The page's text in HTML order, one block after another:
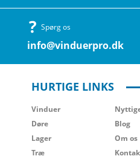
Spørg os
info@vinduerpro.dk
HURTIGE LINKS
Vinduer
Døre
Lager
Træ
Blog
Om os